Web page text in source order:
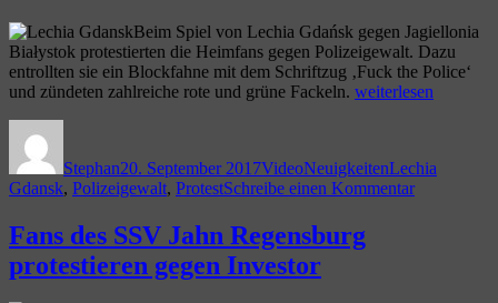
vs.
VfB
Stuttgart
Beim Spiel von Lechia Gdańsk gegen Jagiellonia
Białystok protestierten die Heimfans gegen Polizeigewalt. Dazu
entrollten sie ein Blockfahne mit dem Schriftzug ‚Fuck the Police‘
und zündeten zahlreiche rote und grüne Fackeln. „Fans
protestieren
gegen
weiterlesen
Stephan20. September 2017VideoNeuigkeitenLechia
Gdansk, Polizeigewalt, ProtestSchreibe einen Kommentarzu
Fans des SSV Jahn Regensburg
protestieren gegen Investor